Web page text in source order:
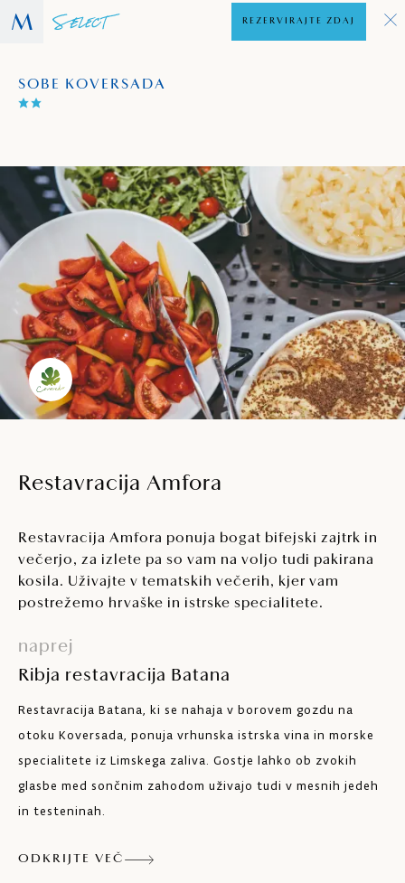
SOBE KOVERSADA
REZERVIRAJTE ZDAJ
Restavracija Amfora
Restavracija Amfora ponuja bogat bifejski zajtrk in
večerjo, za izlete pa so vam na voljo tudi pakirana
kosila. Uživajte v tematskih večerih, kjer vam
postrežemo hrvaške in istrske specialitete.
naprej
Ribja restavracija Batana
Restavracija Batana, ki se nahaja v borovem gozdu na
otoku Koversada, ponuja vrhunska istrska vina in morske
specialitete iz Limskega zaliva. Gostje lahko ob zvokih
glasbe med sončnim zahodom uživajo tudi v mesnih jedeh
in testeninah.
ODKRIJTE VEČ